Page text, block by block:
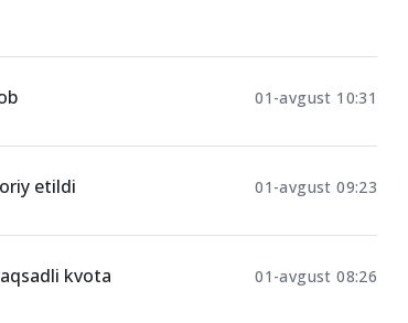
01-avgust 10:31
etildi 01-avgust 09:23
kvota
01-avgust 08:26